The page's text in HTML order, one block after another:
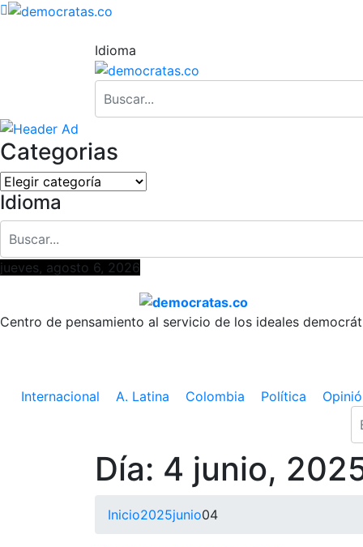
Idioma
Categorias
Categorias
Idioma
jueves, agosto 6, 2026
Centro de pensamiento al servicio de los ideales
Internacional A. Latina Colombia Política
Día: 4 junio,
Inicio2025junio04